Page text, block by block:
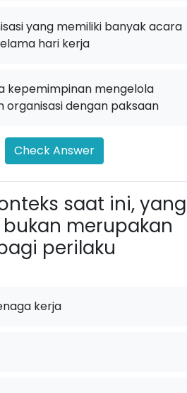
yang memiliki banyak acara
hari kerja
kepemimpinan mengelola
organisasi dengan paksaan
Check Answer
saat ini, yang
merupakan
perilaku
kerja